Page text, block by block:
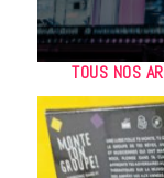
TOUS NOS